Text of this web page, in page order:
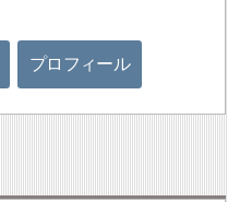
プロフィール